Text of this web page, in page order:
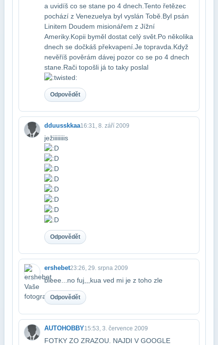
a uvidíš co se stane po 4 dnech.Tento řetězec
pochází z Venezuely​a byl vyslán Tobě.Byl psán
Linitem Doudem misionářem z Jížní
Ameriky.Kopii by​měl dostat celý svět.Po několika
dnech se dočkáš překvapení.Je to​pravda.Když
nevěříš pověrám dávej pozor co se po 4 dnech
stane.Rači to​pošli já to taky poslal
Odpovědět
dduusskkaa16:31, 8. září 2009
ježiiiiiiiis
Odpovědět
ershebet23:26, 29. srpna 2009
bleee...no fuj,,,kua ved mi je z toho zle
Odpovědět
AUTOHOBBY15:53, 3. července 2009
FOTKY ZO ZRAZOU. NAJDI V GOOGLE